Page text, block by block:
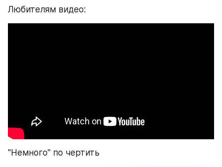
Любителям видео:
"Немного" по чертить